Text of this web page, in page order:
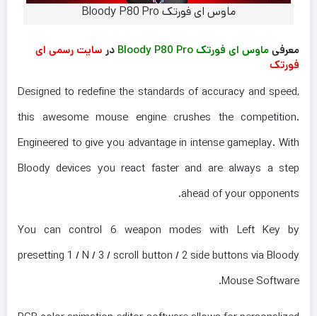
ماوس ای فورتک Bloody P80 Pro
معرفیماوس ای فورتک Bloody P80 Pro در سایت رسمی ای
فورتک
Designed to redefine the standards of accuracy and speed,
this awesome mouse engine crushes the competition.
Engineered to give you advantage in intense gameplay. With
Bloody devices you react faster and are always a step
ahead of your opponents.
You can control 6 weapon modes with Left Key by
presetting 1 / N / 3 / scroll button / 2 side buttons via Bloody
Mouse Software.